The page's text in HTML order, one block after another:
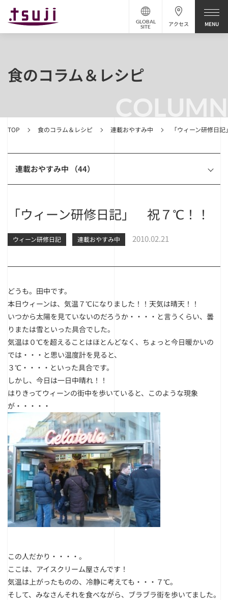
アクセス
GLOBAL
SITE
COLUMN
TOP 食のコラム＆レシピ 連載おやすみ中 「ウィーン研修日
食のコラム＆レシピ
連載おやすみ中 （44）
「ウィーン研修日記」 祝７℃！！
ウィーン研修日記 連載おやすみ中 2010.02.21
どうも。田中です。
本日ウィーンは、気温７℃になりました！！天気は晴天！！
いつから太陽を見ていないのだろうか・・・・と言うくらい、曇
りまたは雪といった具合でした。
気温は０℃を超えることはほとんどなく、ちょっと今日暖かいの
では・・・と思い温度計を見ると、
３℃・・・・といった具合です。
しかし、今日は一日中晴れ！！
はりきってウィーンの街中を歩いていると、このような現象
が・・・・・
この人だかり・・・・。
ここは、アイスクリーム屋さんです！
気温は上がったものの、冷静に考えても・・・７℃。
そして、みなさんそれを食べながら、ブラブラ街を歩いてました。